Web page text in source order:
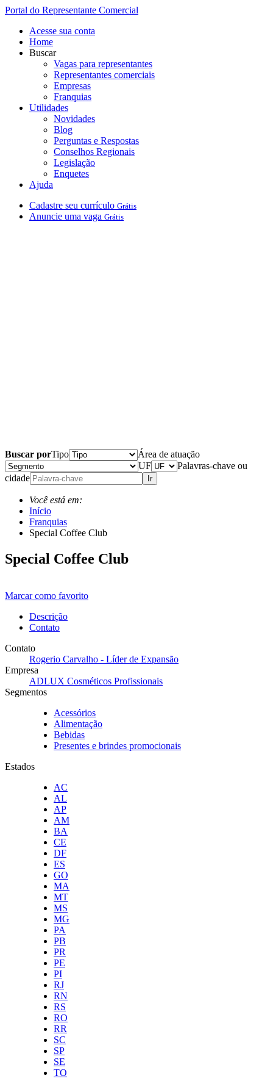
Portal do Representante Comercial
Acesse sua conta
Home
Buscar
Vagas para representantes
Representantes comerciais
Empresas
Franquias
Utilidades
Novidades
Blog
Perguntas e Respostas
Conselhos Regionais
Legislação
Enquetes
Ajuda
Cadastre seu currículo Grátis
Anuncie uma vaga Grátis
Buscar porTipo
Área de atuação
UF
Palavras-chave ou
cidade
Ir
Você está em:
Início
Franquias
Special Coffee Club
Special Coffee Club
Marcar como favorito
Descrição
Contato
Contato
Rogerio Carvalho - Líder de Expansão
Empresa
ADLUX Cosméticos Profissionais
Segmentos
Acessórios
Alimentação
Bebidas
Presentes e brindes promocionais
Estados
AC
AL
AP
AM
BA
CE
DF
ES
GO
MA
MT
MS
MG
PA
PB
PR
PE
PI
RJ
RN
RS
RO
RR
SC
SP
SE
TO